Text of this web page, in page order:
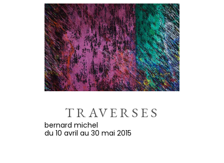
TRAVERSES
bernard michel
du 10 avril au 30 mai 2015